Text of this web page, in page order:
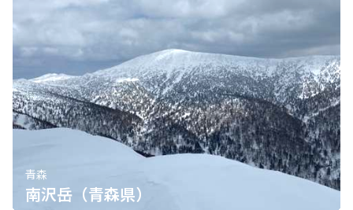
青森
南沢岳（青森県）